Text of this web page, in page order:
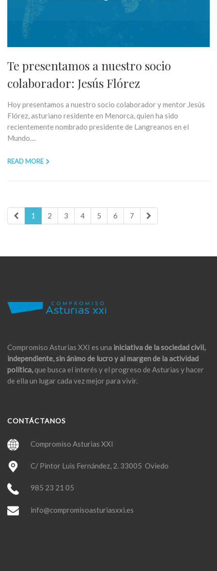
Te presentamos a nuestro socio
colaborador: Jesús Flórez
Hoy presentamos a nuestro socio colaborador y mentor Jesús
Flórez, asturiano residente en Menorca, quien ha sido
recientemente nombrado presidente de Langreanos en el
Mundo....
READ MORE
1 2 3 4 5 6 7
Compromiso Asturias XXI es una iniciativa de la sociedad civil,
independiente, sin ánimo de lucro y al margen de la actividad
política,que busca el interés y el progreso de Asturias y hacer
de ella un lugar cada vez mejor para vivir.
CONTÁCTANOS
Compromiso Asturias XXI
C/ Pintor Luis Fernández, 2. 33005 Oviedo
985 23 21 05
info@compromisoasturiasxxi.es